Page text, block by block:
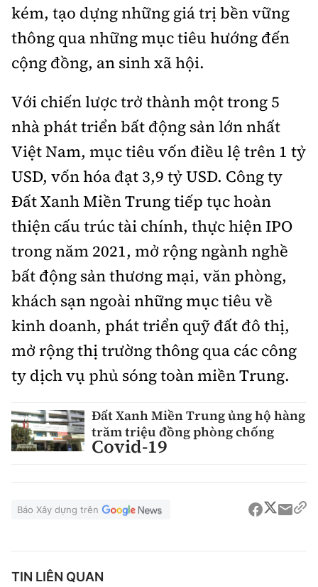
kém, tạo dựng những giá trị bền vững
thông qua những mục tiêu hướng đến
cộng đồng, an sinh xã hội.
Với chiến lược trở thành một trong 5
nhà phát triển bất động sản lớn nhất
Việt Nam, mục tiêu vốn điều lệ trên 1 tỷ
USD, vốn hóa đạt 3,9 tỷ USD. Công ty
Đất Xanh Miền Trung tiếp tục hoàn
thiện cấu trúc tài chính, thực hiện IPO
trong năm 2021, mở rộng ngành nghề
bất động sản thương mại, văn phòng,
khách sạn ngoài những mục tiêu về
kinh doanh, phát triển quỹ đất đô thị,
mở rộng thị trường thông qua các công
ty dịch vụ phủ sóng toàn miền Trung.
Đất Xanh Miền Trung ủng hộ hàng
trăm triệu đồng phòng chống
Covid-19
Báo Xây dựng trên
TIN LIÊN QUAN